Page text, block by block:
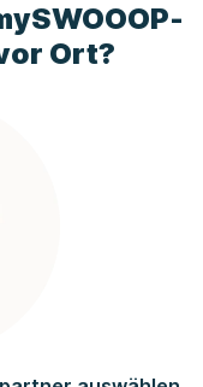
-
Ort?